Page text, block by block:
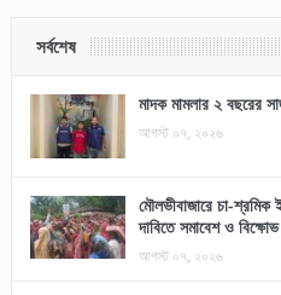
সর্বশেষ
মাদক মামলার ২ বছরের
আগস্ট ০৭, ২০২৬
মৌলভীবাজারে চা-শ্রমিক
দাবিতে সমাবেশ ও বিক্ষোভ
আগস্ট ০৭, ২০২৬